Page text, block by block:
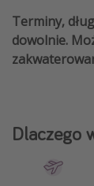
Terminy,
dowolnie.
Dlaczego